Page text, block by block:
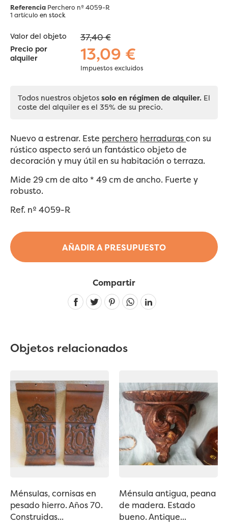
Referencia Perchero nº 4059-R
1 artículo en stock
AÑADIR A PRESUPUESTO
Valor del objeto 37,40 €
Precio por
alquiler
13,09 €
Impuestos excluidos
Todos nuestros objetos solo en régimen de alquiler. El
coste del alquiler es el 35% de su precio.
Nuevo a estrenar. Este perchero herradurascon su
rústico aspecto será un fantástico objeto de
decoración y muy útil en su habitación o terraza.
Mide 29 cm de alto * 49 cm de ancho. Fuerte y
robusto.
Ref. nº 4059-R
Compartir
Linkedin
Objetos relacionados
Ménsulas, cornisas en
pesado hierro. Años 70.
Construidas...
Ménsula antigua, peana
de madera. Estado
bueno. Antique...